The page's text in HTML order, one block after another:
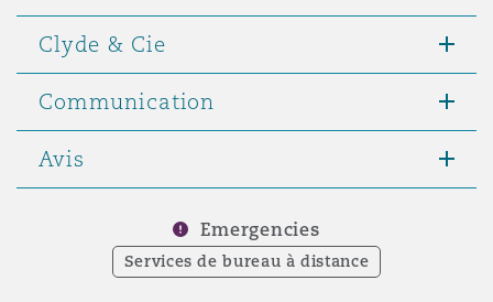
Clyde & Cie
Communication
Avis
Emergencies
Services de bureau à distance